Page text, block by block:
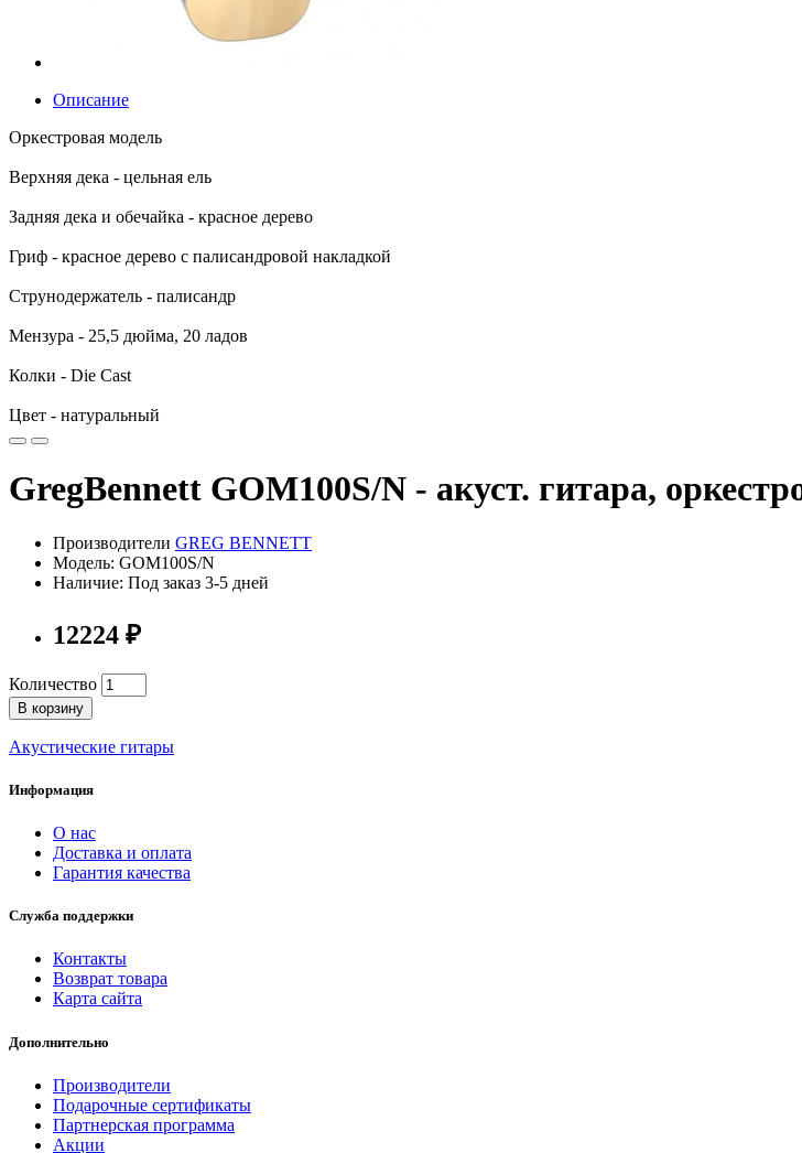
Описание
Оркестровая модель
Верхняя дека - цельная ель
Задняя дека и обечайка - красное дерево
Гриф - красное дерево с палисандровой накладкой
Струнодержатель - палисандр
Мензура - 25,5 дюйма, 20 ладов
Колки - Die Cast
Цвет - натуральный
GregBennett GOM100S/N - акуст. гитара,
Производители GREG BENNETT
Модель: GOM100S/N
Наличие: Под заказ 3-5 дней
12224 ₽
Количество
В корзину
Акустические гитары
Информация
О нас
Доставка и оплата
Гарантия качества
Служба поддержки
Контакты
Возврат товара
Карта сайта
Дополнительно
Производители
Подарочные сертификаты
Партнерская программа
Акции